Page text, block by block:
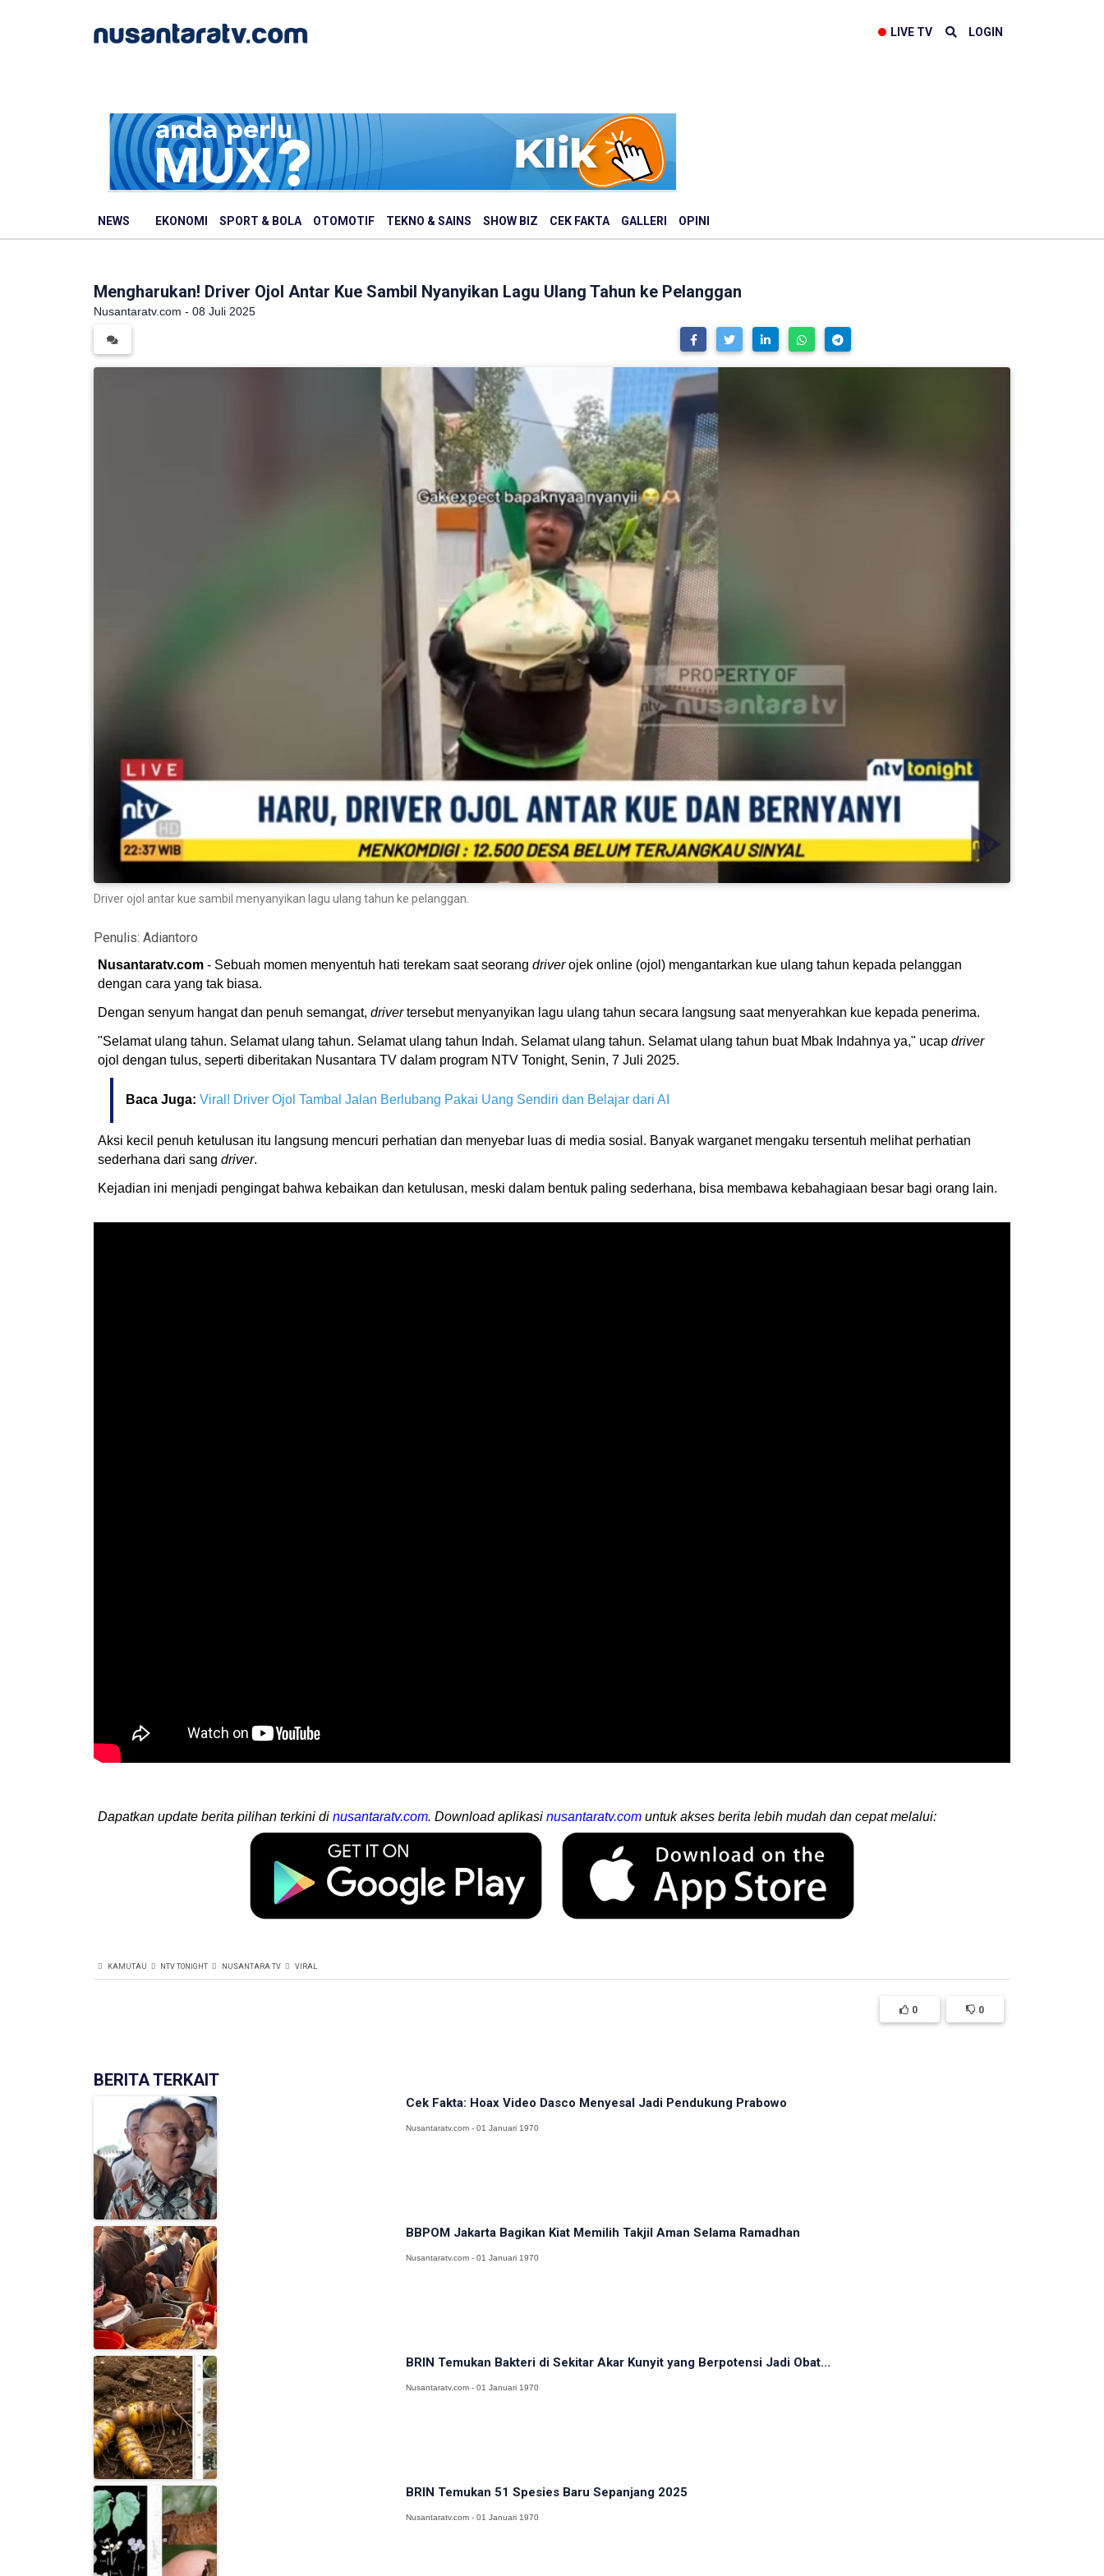
LIVE TV LOGIN
NEWS EKONOMI SPORT & BOLA OTOMOTIF TEKNO & SAINS SHOW BIZ CEK FAKTA GALLERI OPINI
Mengharukan! Driver Ojol Antar Kue Sambil Nyanyikan Lagu Ulang Tahun ke Pelanggan
Nusantaratv.com - 08 Juli 2025
Driver ojol antar kue sambil menyanyikan lagu ulang tahun ke pelanggan.
Penulis: Adiantoro
Nusantaratv.com - Sebuah momen menyentuh hati terekam saat seorang driverojek online (ojol) mengantarkan kue ulang tahun kepada pelanggan
dengan cara yang tak biasa.
Dengan senyum hangat dan penuh semangat, drivertersebut menyanyikan lagu ulang tahun secara langsung saat menyerahkan kue kepada penerima.
"Selamat ulang tahun. Selamat ulang tahun. Selamat ulang tahun Indah. Selamat ulang tahun. Selamat ulang tahun buat Mbak Indahnya ya," ucap driver
ojol dengan tulus, seperti diberitakan Nusantara TV dalam program NTV Tonight, Senin, 7 Juli 2025.
Baca Juga: Viral! Driver Ojol Tambal Jalan Berlubang Pakai Uang Sendiri dan Belajar dari AI
Aksi kecil penuh ketulusan itu langsung mencuri perhatian dan menyebar luas di media sosial. Banyak warganet mengaku tersentuh melihat perhatian
sederhana dari sang driver.
Kejadian ini menjadi pengingat bahwa kebaikan dan ketulusan, meski dalam bentuk paling sederhana, bisa membawa kebahagiaan besar bagi orang lain.
Dapatkan update berita pilihan terkini di nusantaratv.com. Download aplikasi nusantaratv.com untuk akses berita lebih mudah dan cepat melalui:
KAMUTAU NTV TONIGHT NUSANTARA TV VIRAL
0 0
BERITA TERKAIT
Cek Fakta: Hoax Video Dasco Menyesal Jadi Pendukung Prabowo
Nusantaratv.com - 01 Januari 1970
BBPOM Jakarta Bagikan Kiat Memilih Takjil Aman Selama Ramadhan
Nusantaratv.com - 01 Januari 1970
BRIN Temukan Bakteri di Sekitar Akar Kunyit yang Berpotensi Jadi Obat...
Nusantaratv.com - 01 Januari 1970
BRIN Temukan 51 Spesies Baru Sepanjang 2025
Nusantaratv.com - 01 Januari 1970